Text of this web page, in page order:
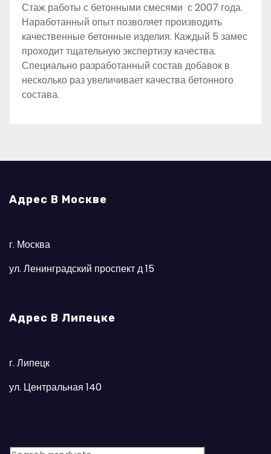
Стаж работы с бетонными смесями с 2007 года.
Наработанный опыт позволяет производить
качественные бетонные изделия. Каждый 5 замес
проходит тщательную экспертизу качества.
Специально разработанный состав добавок в
несколько раз увеличивает качества бетонного
состава.
Адрес В Москве
г. Москва
ул. Ленинградский проспект д 15
Адрес В Липецке
г. Липецк
ул. Центральная 140